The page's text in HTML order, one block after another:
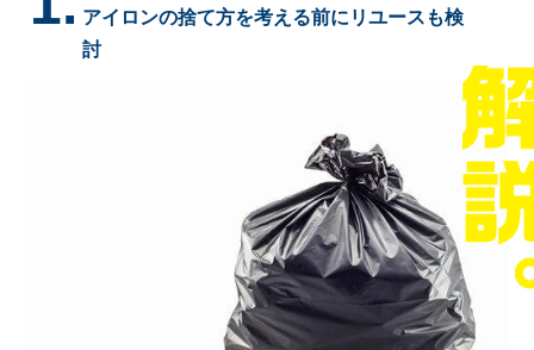
アイロンの捨て方を考える前にリユースも検
討